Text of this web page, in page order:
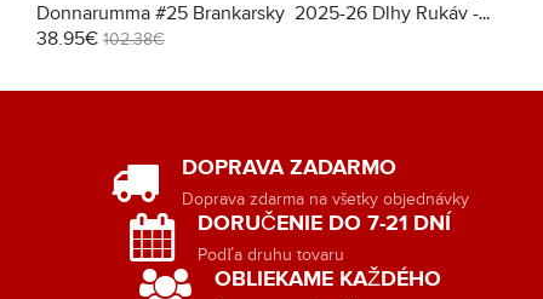
Donnarumma #25 Brankarsky 2025-26 Dlhy Rukáv -
Tretina
38.95€ 102.38€
DOPRAVA ZADARMO
Doprava zdarma na všetky objednávky
DORUČENIE DO 7-21 DNÍ
Podľa druhu tovaru
OBLIEKAME KAŽDÉHO